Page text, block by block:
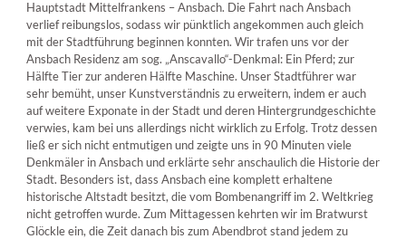
Hauptstadt Mittelfrankens – Ansbach. Die Fahrt nach Ansbach
verlief reibungslos, sodass wir pünktlich angekommen auch gleich
mit der Stadtführung beginnen konnten. Wir trafen uns vor der
Ansbach Residenz am sog. „Anscavallo“-Denkmal: Ein Pferd; zur
Hälfte Tier zur anderen Hälfte Maschine. Unser Stadtführer war
sehr bemüht, unser Kunstverständnis zu erweitern, indem er auch
auf weitere Exponate in der Stadt und deren Hintergrundgeschichte
verwies, kam bei uns allerdings nicht wirklich zu Erfolg. Trotz dessen
ließ er sich nicht entmutigen und zeigte uns in 90 Minuten viele
Denkmäler in Ansbach und erklärte sehr anschaulich die Historie der
Stadt. Besonders ist, dass Ansbach eine komplett erhaltene
historische Altstadt besitzt, die vom Bombenangriff im 2. Weltkrieg
nicht getroffen wurde. Zum Mittagessen kehrten wir im Bratwurst
Glöckle ein, die Zeit danach bis zum Abendbrot stand jedem zu